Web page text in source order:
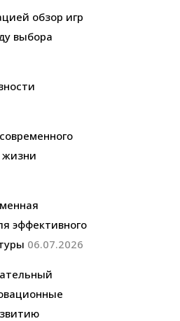
обзор игр
выбора
жизни
эффективного
06.07.2026